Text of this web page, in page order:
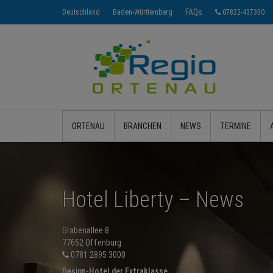
Deutschland Baden-Württemberg FAQs 07822-437350
ORTENAU BRANCHEN NEWS TERMINE
Hotel Liberty – News
Grabenallee 8
77652 Offenburg
0781 2895 3000